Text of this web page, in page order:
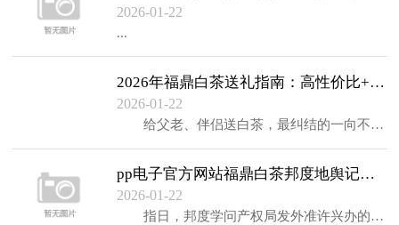
2026-01-22
...
2026年福鼎白茶送礼指南：高性价比+高颜值的3个靠谱选取
2026-01-22
给父老、伴侣送白茶，最纠结的一向不是“买不买”，而是“能不行送到心坎里”——怕花了钱买不到重点产区的茶，怕包装太飘浮显得没品尝，怕收礼人拿得手都不明...
pp电子官方网站福鼎白茶邦度地舆记号维护演示区获批设置
2026-01-22
指日，邦度学问产权局发外准许兴办的54个邦度地舆象征爱护演示区名单。福鼎白茶邦度地舆象征爱护演示区位列个中，为福鼎白茶家产再添一块邦度级“金字招牌”...